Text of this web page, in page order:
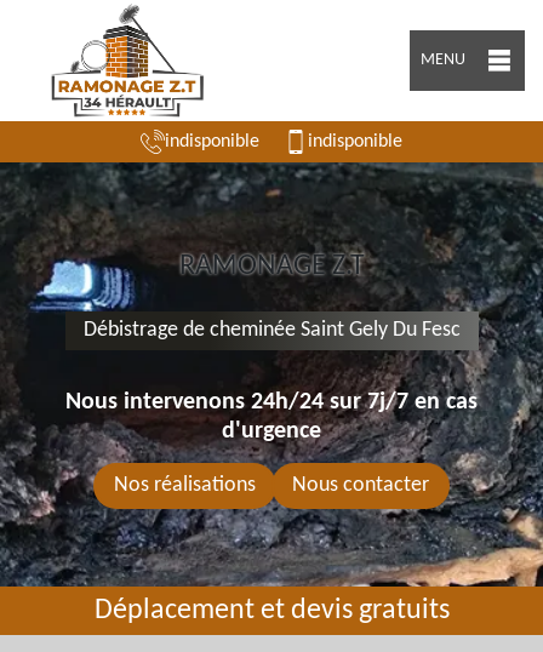
MENU
indisponible indisponible
RAMONAGE Z.T
Débistrage de cheminée Saint Gely Du Fesc
Nous intervenons 24h/24 sur 7j/7 en cas
d'urgence
Nos réalisations Nous contacter
Déplacement et devis gratuits